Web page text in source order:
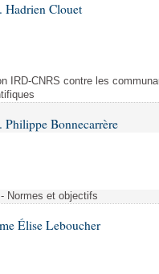
Hadrien Clouet
IRD-CNRS contre les
Philippe Bonnecarrère
Normes et objectifs
Élise Leboucher